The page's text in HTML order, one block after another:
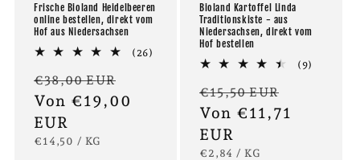
Frische Bioland Heidelbeeren
online bestellen, direkt vom
Hof aus Niedersachsen
(26)
Bewertungen
Normaler
Preis
€38,00 EUR
Von €19,00
EUR
GRUNDPREIS
€14,50 / PRO
KG
Bioland Kartoffel Linda
Traditionskiste - aus
Niedersachsen, direkt vom
Hof bestellen
(9)
Normaler
Preis
€15,50 EUR
Von €11,71
EUR
GRUNDPREIS
€2,84 / PRO
KG